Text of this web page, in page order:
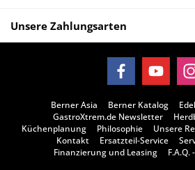
Unsere Zahlungsarten
Berner Asia Berner Katalog
GastroXtrem.de Newsletter
Küchenplanung
Philosophie Unsere
Kontakt
Ersatzteil-Service
Finanzierung und Leasing
F.A.Q.